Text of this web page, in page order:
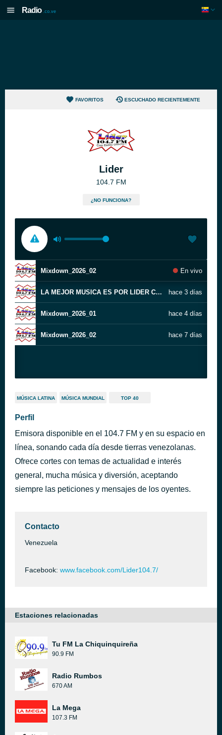
Radio .co.ve
FAVORITOS ESCUCHADO RECIENTEMENTE
Lider
104.7 FM
¿NO FUNCIONA?
Mixdown_2026_02 En vivo
LA MEJOR MUSICA ES POR LIDER CON ESTILO UNICO hace 3 días
Mixdown_2026_01 hace 4 días
Mixdown_2026_02 hace 7 días
MÚSICA LATINA MÚSICA MUNDIAL TOP 40
Perfil
Emisora disponible en el 104.7 FM y en su espacio en
línea, sonando cada día desde tierras venezolanas.
Ofrece cortes con temas de actualidad e interés
general, mucha música y diversión, aceptando
siempre las peticiones y mensajes de los oyentes.
Contacto
Venezuela
Facebook: www.facebook.com/Lider104.7/
Estaciones relacionadas
Tu FM La Chiquinquireña
90.9 FM
Radio Rumbos
670 AM
La Mega
107.3 FM